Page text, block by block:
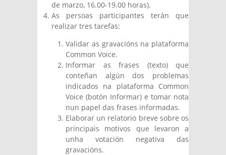
de marzo, 16.00-19.00 horas).
As persoas participantes terán que
realizar tres tarefas:
Validar as gravacións na plataforma
Common Voice.
Informar as frases (texto) que
conteñan algún dos problemas
indicados na plataforma Common
Voice (botón Informar) e tomar nota
nun papel das frases informadas.
Elaborar un relatorio breve sobre os
principais motivos que levaron a
unha votación negativa das
gravacións.